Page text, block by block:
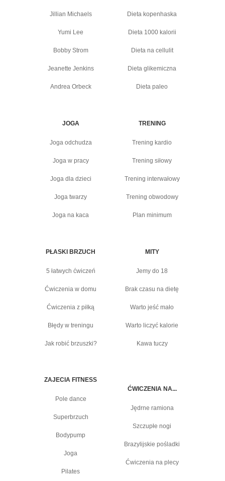
Jillian Michaels
Yumi Lee
Bobby Strom
Jeanette Jenkins
Andrea Orbeck
Dieta kopenhaska
Dieta 1000 kalorii
Dieta na cellulit
Dieta glikemiczna
Dieta paleo
JOGA
Joga odchudza
Joga w pracy
Joga dla dzieci
Joga twarzy
Joga na kaca
TRENING
Trening kardio
Trening siłowy
Trening interwałowy
Trening obwodowy
Plan minimum
PŁASKI BRZUCH
5 łatwych ćwiczeń
Ćwiczenia w domu
Ćwiczenia z piłką
Błędy w treningu
Jak robić brzuszki?
MITY
Jemy do 18
Brak czasu na dietę
Warto jeść mało
Warto liczyć kalorie
Kawa tuczy
ZAJECIA FITNESS
Pole dance
Superbrzuch
Bodypump
Joga
Pilates
ĆWICZENIA NA...
Jędrne ramiona
Szczupłe nogi
Brazylijskie pośladki
Ćwiczenia na plecy